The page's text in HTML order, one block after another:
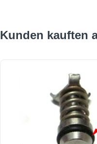
Produktgalerie überspringen
Kunden kauften